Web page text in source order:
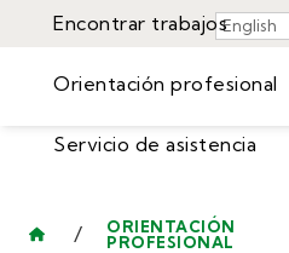
English
Encontrar trabajos
Orientación profesional
Servicio de asistencia
Encontrar
Orientación
/
ORIENTACIÓN
PROFESIONAL